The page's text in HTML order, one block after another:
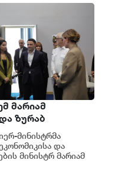
მარიამ
ზურაბ
ბათუმის
აკადემიაში
და
მინისტრმა
და
მინისტრ მარიამ